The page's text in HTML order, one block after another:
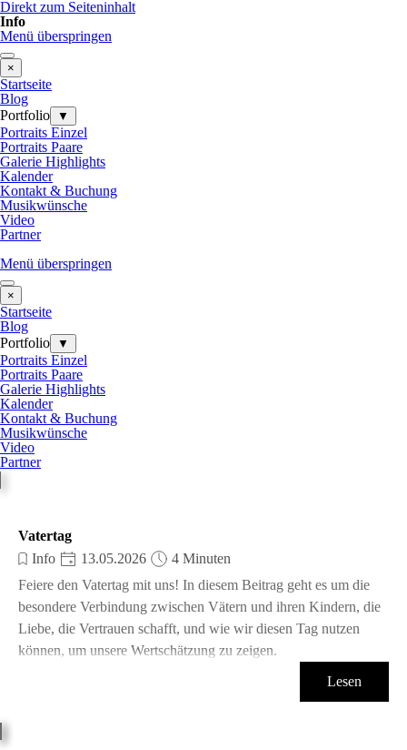
Direkt zum Seiteninhalt
Info
Menü überspringen
×
Startseite
Blog
Portfolio
▼
Portraits Einzel
Portraits Paare
Galerie Highlights
Kalender
Kontakt & Buchung
Musikwünsche
Video
Partner
Menü überspringen
×
Startseite
Blog
Portfolio
▼
Portraits Einzel
Portraits Paare
Galerie Highlights
Kalender
Kontakt & Buchung
Musikwünsche
Video
Partner
Vatertag
Info
13.05.2026
4 Minuten
Feiere den Vatertag mit uns! In diesem Beitrag geht es um die
besondere Verbindung zwischen Vätern und ihren Kindern, die
Liebe, die Vertrauen schafft, und wie wir diesen Tag nutzen
können, um unsere Wertschätzung zu zeigen.
Lesen